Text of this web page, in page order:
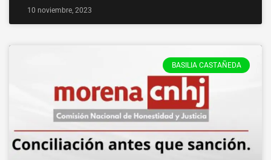
10 noviembre, 2023
BASILIA CASTAÑEDA